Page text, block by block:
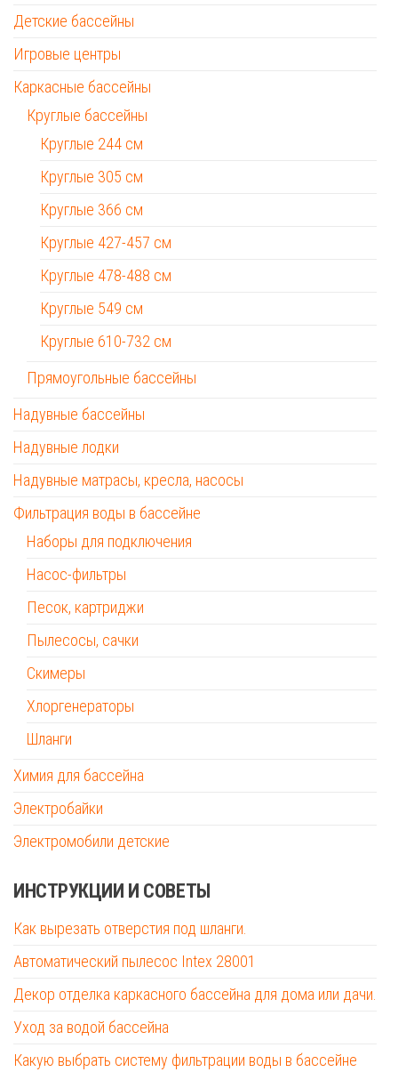
Детские бассейны
Игровые центры
Каркасные бассейны
Круглые бассейны
Круглые 244 см
Круглые 305 см
Круглые 366 см
Круглые 427-457 см
Круглые 478-488 см
Круглые 549 см
Круглые 610-732 см
Прямоугольные бассейны
Надувные бассейны
Надувные лодки
Надувные матрасы, кресла, насосы
Фильтрация воды в бассейне
Наборы для подключения
Насос-фильтры
Песок, картриджи
Пылесосы, сачки
Скимеры
Хлоргенераторы
Шланги
Химия для бассейна
Электробайки
Электромобили детские
ИНСТРУКЦИИ И СОВЕТЫ
Как вырезать отверстия под шланги.
Автоматический пылесос Intex 28001
Декор отделка каркасного бассейна для дома или дачи.
Уход за водой бассейна
Какую выбрать систему фильтрации воды в бассейне